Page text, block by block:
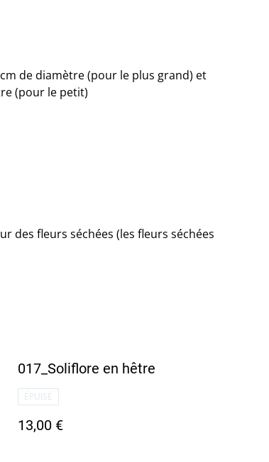
de diamètre (pour le plus grand) et
(pour le petit)
des fleurs séchées (les fleurs séchées
017_Soliflore en hêtre
ÉPUISÉ
13,00 €